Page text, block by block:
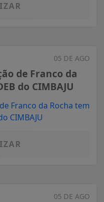
05 DE AGO
de Franco da
do CIMBAJU
05 DE AGO